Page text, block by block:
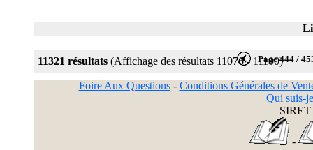
11321 résultats (Affichage des résultats 11076 - 11100)
Page 444 /
Foire Aux Questions- Conditions Générales de
Qui suis-
SIRET
-